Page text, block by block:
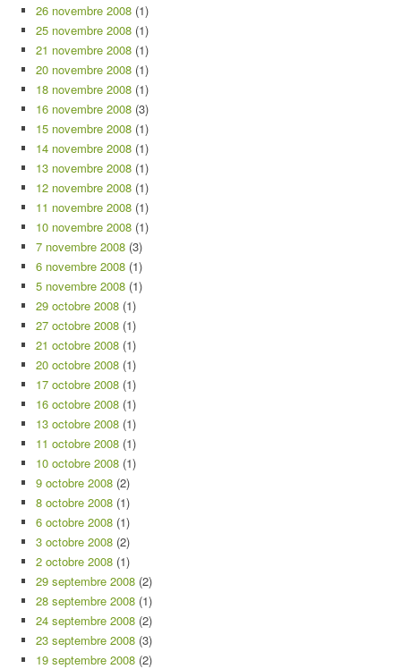
26 novembre 2008 (1)
25 novembre 2008 (1)
21 novembre 2008 (1)
20 novembre 2008 (1)
18 novembre 2008 (1)
16 novembre 2008 (3)
15 novembre 2008 (1)
14 novembre 2008 (1)
13 novembre 2008 (1)
12 novembre 2008 (1)
11 novembre 2008 (1)
10 novembre 2008 (1)
7 novembre 2008 (3)
6 novembre 2008 (1)
5 novembre 2008 (1)
29 octobre 2008 (1)
27 octobre 2008 (1)
21 octobre 2008 (1)
20 octobre 2008 (1)
17 octobre 2008 (1)
16 octobre 2008 (1)
13 octobre 2008 (1)
11 octobre 2008 (1)
10 octobre 2008 (1)
9 octobre 2008 (2)
8 octobre 2008 (1)
6 octobre 2008 (1)
3 octobre 2008 (2)
2 octobre 2008 (1)
29 septembre 2008 (2)
28 septembre 2008 (1)
24 septembre 2008 (2)
23 septembre 2008 (3)
19 septembre 2008 (2)